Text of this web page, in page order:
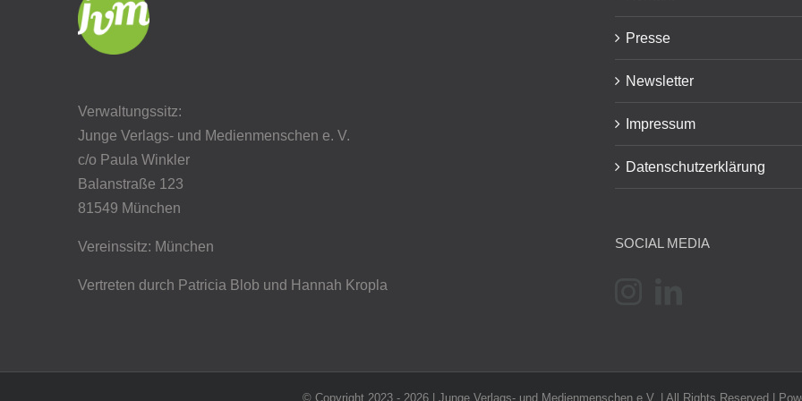
Verwaltungssitz:
Junge Verlags- und Medienmenschen e. V.
c/o Paula Winkler
Balanstraße 123
81549 München
Vereinssitz: München
Vertreten durch Patricia Blob und Hannah Kropla
Presse
Newsletter
Impressum
Datenschutzerklärung
SOCIAL MEDIA
© Copyright 2023 - 2026 | Junge Verlags- und Medienmenschen e.V. | All Rights Reserved |